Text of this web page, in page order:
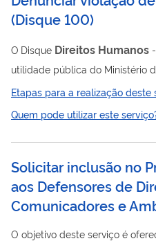
(Disque 100)
O Disque Direitos Humanos
utilidade pública do Ministério
Cidadania, conforme previsto no
dezembro de 2019, destinado
violações deDireitos
atingem populações em
acerca de ações, programas,
serviços de atendimento,...
Etapas para a realização deste
Quem pode utilizar este
Solicitar inclusão no
aos Defensores de
Comunicadores e
O objetivo deste serviço é